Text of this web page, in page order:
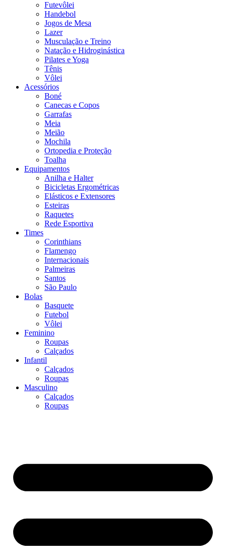
Futevôlei
Handebol
Jogos de Mesa
Lazer
Musculação e Treino
Natação e Hidroginástica
Pilates e Yoga
Tênis
Vôlei
Acessórios
Boné
Canecas e Copos
Garrafas
Meia
Meião
Mochila
Ortopedia e Proteção
Toalha
Equipamentos
Anilha e Halter
Bicicletas Ergométricas
Elásticos e Extensores
Esteiras
Raquetes
Rede Esportiva
Times
Corinthians
Flamengo
Internacionais
Palmeiras
Santos
São Paulo
Bolas
Basquete
Futebol
Vôlei
Feminino
Roupas
Calçados
Infantil
Calçados
Roupas
Masculino
Calçados
Roupas